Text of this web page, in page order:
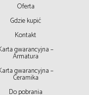
Oferta
Gdzie kupić
Kontakt
gwarancyjna –
Armatura
gwarancyjna –
Ceramika
Do pobrania